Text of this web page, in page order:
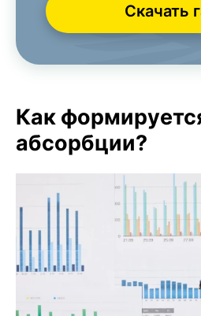
Скачать
Как
абсорбции?